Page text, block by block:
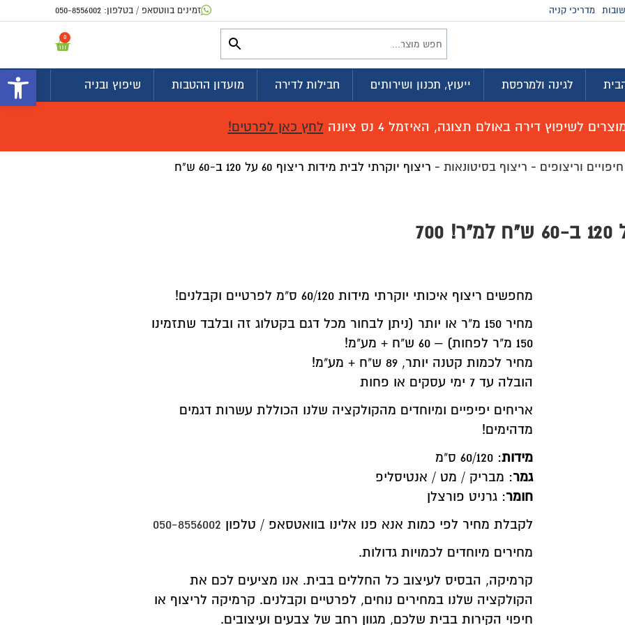
מדריכי קניה זמינים בווטסאפ / בטלפון: 050-8556002
0
לגינה ולמרפסת ייעוץ, תכנון ושירותים חבילות לדירה מועדון ההטבות שיפוץ ובניה
לשיפוץ דירה באולם תצוגה, האיזמל 4 נס ציונה לחץ כאן לפרטים!
חיפויים וריצופים - ריצוף בסיטונאות - ריצוף יוקרתי לבית מידות ריצוף 60 על 120 ב-60 ש"ח
מחפשים ריצוף איכותי יוקרתי מידות 60/120 ס"מ לפרטיים וקבלנים!
מחיר 150 מ"ר או יותר (ניתן לבחור מכל דגם בקטלוג זה ובלבד שתזמינו
150 מ"ר לפחות) – 60 ש"ח + מע"מ!
מחיר לכמות קטנה יותר, 89 ש"ח + מע"מ!
הובלה עד 7 ימי עסקים או פחות
אריחים יפיפיים ומיוחדים מהקולקציה שלנו הכוללת עשרות דגמים
מדהימים!
מידות: 60/120 ס"מ
גמר: מבריק / מט / אנטיסליפ
חומר: גרניט פורצלן
לקבלת מחיר לפי כמות אנא פנו אלינו בוואטסאפ / טלפון 050-8556002
מחירים מיוחדים לכמויות גדולות.
קרמיקה, הבסיס לעיצוב כל החללים בבית. אנו מציעים לכם את
הקולקציה שלנו במחירים נוחים, לפרטיים וקבלנים. קרמיקה לריצוף או
חיפוי הקירות בבית שלכם, מגוון רחב של צבעים ועיצובים.